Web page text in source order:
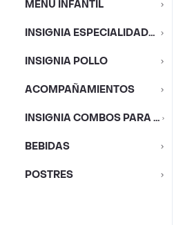
MENU INFANTIL
INSIGNIA ESPECIALIDADES
INSIGNIA POLLO
ACOMPAÑAMIENTOS
INSIGNIA COMBOS PARA COMPARTIR
BEBIDAS
POSTRES